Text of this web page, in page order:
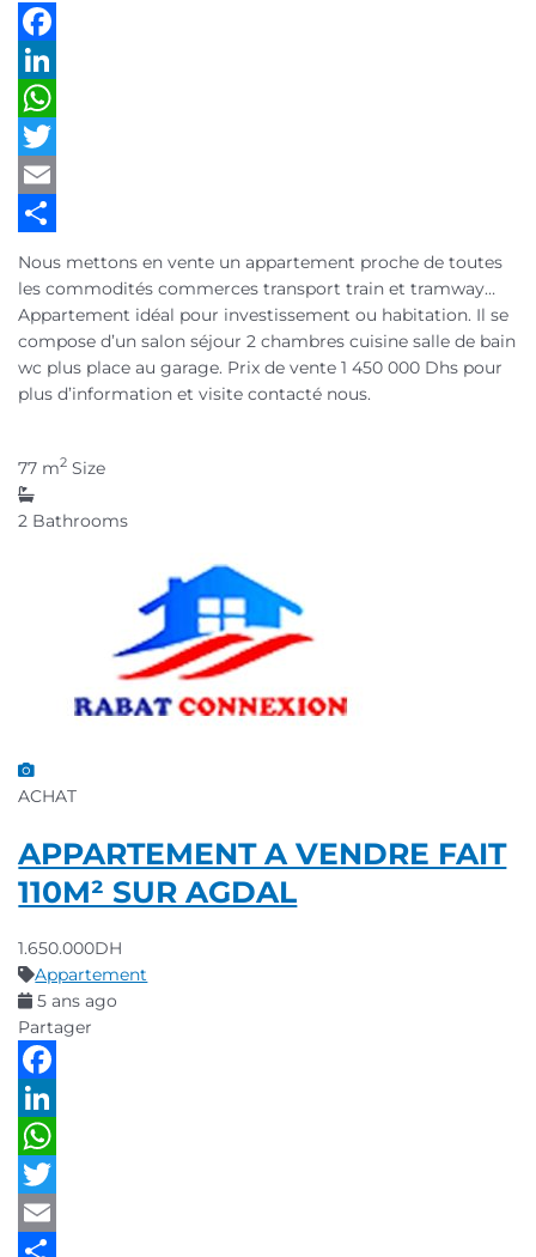
Facebook
LinkedIn
WhatsApp
Twitter
Email
Nous mettons en vente un appartement proche de toutes
les commodités commerces transport train et tramway…
Appartement idéal pour investissement ou habitation. Il se
compose d’un salon séjour 2 chambres cuisine salle de bain
wc plus place au garage. Prix de vente 1 450 000 Dhs pour
plus d’information et visite contacté nous.
77 m2 Size
2 Bathrooms
ACHAT
APPARTEMENT A VENDRE FAIT
110M² SUR AGDAL
1.650.000DH
Appartement
5 ans ago
Partager
Facebook
LinkedIn
WhatsApp
Twitter
Email